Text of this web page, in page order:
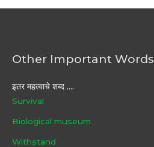
Other Important Words
इतर महत्वाचे शब्द ....
Survival
Biological museum
Withstand